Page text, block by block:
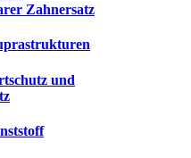
Zahnersatz
und